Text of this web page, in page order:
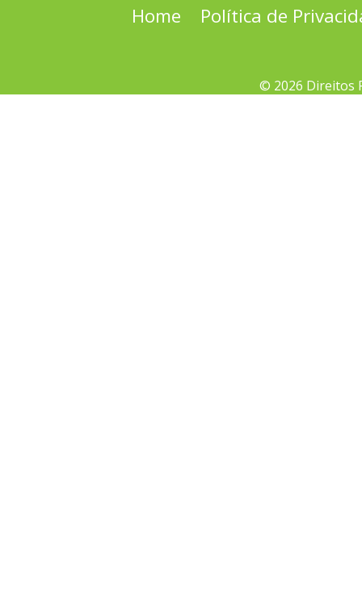
Home Política de
© 2026 Direitos